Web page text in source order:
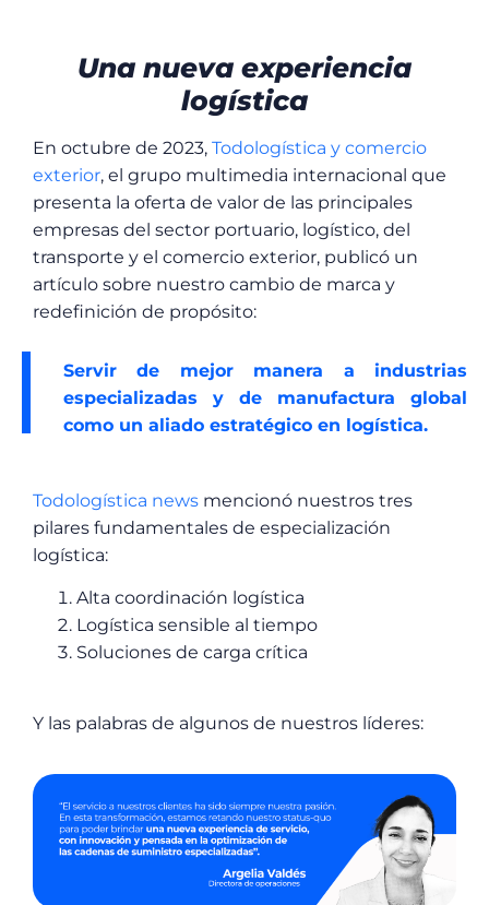
Una nueva experiencia
logística
En octubre de 2023, Todologística y comercio
exterior, el grupo multimedia internacional que
presenta la oferta de valor de las principales
empresas del sector portuario, logístico, del
transporte y el comercio exterior, publicó un
artículo sobre nuestro cambio de marca y
redefinición de propósito:
Servir de mejor manera a industrias
especializadas y de manufactura global
como un aliado estratégico en logística.
Todologística news mencionó nuestros tres
pilares fundamentales de especialización
logística:
Alta coordinación logística
Logística sensible al tiempo
Soluciones de carga crítica
Y las palabras de algunos de nuestros líderes: